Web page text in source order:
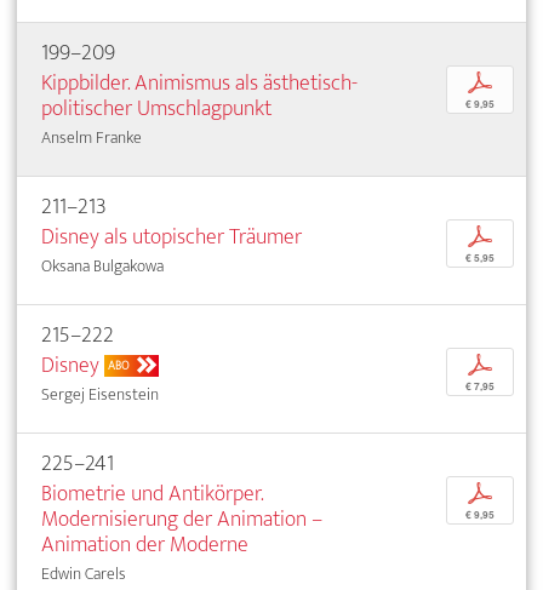
199–209
Kippbilder. Animismus als ästhetisch-
politischer Umschlagpunkt
Anselm Franke
p
€ 9,95
211–213
Disney als utopischer Träumer
Oksana Bulgakowa
p
€ 5,95
215–222
Disney ABO
Sergej Eisenstein
p
€ 7,95
225–241
Biometrie und Antikörper.
Modernisierung der Animation –
Animation der Moderne
Edwin Carels
p
€ 9,95